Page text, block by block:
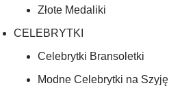
Złote Medaliki
CELEBRYTKI
Celebrytki Bransoletki
Modne Celebrytki na Szyję